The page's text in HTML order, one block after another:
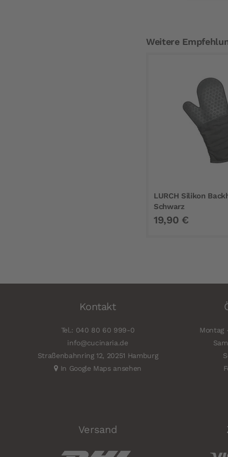
Weitere
LURCH Silikon
Schwarz
19,90 €
Kontakt
Tel.: 040 80 60 999-0
info@cucinaria.de
Straßenbahnring 12, 20251 Hamburg
In Google Maps ansehen
Montag
Versand